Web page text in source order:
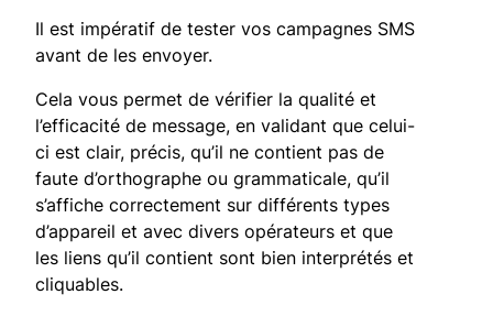
Il est impératif de tester vos campagnes SMS
avant de les envoyer.
Cela vous permet de vérifier la qualité et
l’efficacité de message, en validant que celui-
ci est clair, précis, qu’il ne contient pas de
faute d’orthographe ou grammaticale, qu’il
s’affiche correctement sur différents types
d’appareil et avec divers opérateurs et que
les liens qu’il contient sont bien interprétés et
cliquables.